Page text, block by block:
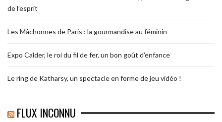
de l’esprit
Les Mâchonnes de Paris : la gourmandise au féminin
Expo Calder, le roi du fil de fer, un bon goût d’enfance
Le ring de Katharsy, un spectacle en forme de jeu vidéo !
FLUX INCONNU